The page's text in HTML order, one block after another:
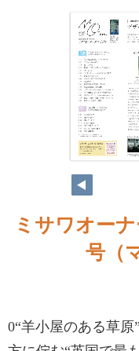
ミサワオー
号（
0“羊小屋のある草